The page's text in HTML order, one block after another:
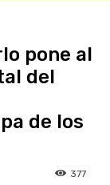
pone al
del
de los
377